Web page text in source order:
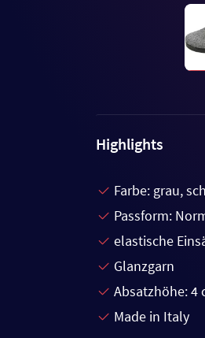
Highlights
Farbe: grau,
Passform:
elastische
Glanzgarn
Absatzhöhe: 4
Made in Italy